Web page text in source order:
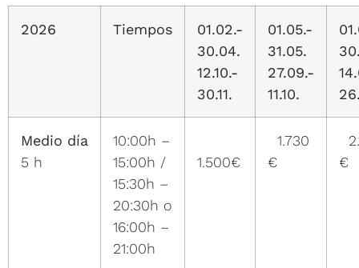
2026 Tiempos
01.02.-
30.04.
12.10.-
30.11.
01.05.-
31.05.
27.09.-
11.10.
Medio día
5 h
10:00h –
15:00h /
15:30h –
20:30h o
16:00h –
21:00h
1.500€
1.730
€
€